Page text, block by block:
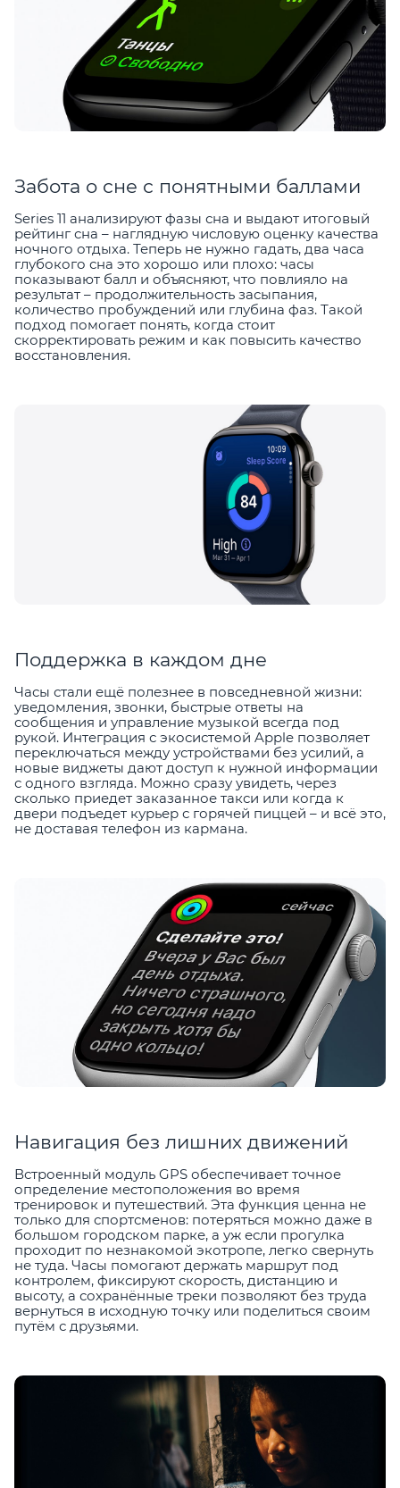
Забота о сне с понятными баллами
Series 11 анализируют фазы сна и выдают итоговый
рейтинг сна – наглядную числовую оценку качества
ночного отдыха. Теперь не нужно гадать, два часа
глубокого сна это хорошо или плохо: часы
показывают балл и объясняют, что повлияло на
результат – продолжительность засыпания,
количество пробуждений или глубина фаз. Такой
подход помогает понять, когда стоит
скорректировать режим и как повысить качество
восстановления.
Поддержка в каждом дне
Часы стали ещё полезнее в повседневной жизни:
уведомления, звонки, быстрые ответы на
сообщения и управление музыкой всегда под
рукой. Интеграция с экосистемой Apple позволяет
переключаться между устройствами без усилий, а
новые виджеты дают доступ к нужной информации
с одного взгляда. Можно сразу увидеть, через
сколько приедет заказанное такси или когда к
двери подъедет курьер с горячей пиццей – и всё это,
не доставая телефон из кармана.
Навигация без лишних движений
Встроенный модуль GPS обеспечивает точное
определение местоположения во время
тренировок и путешествий. Эта функция ценна не
только для спортсменов: потеряться можно даже в
большом городском парке, а уж если прогулка
проходит по незнакомой экотропе, легко свернуть
не туда. Часы помогают держать маршрут под
контролем, фиксируют скорость, дистанцию и
высоту, а сохранённые треки позволяют без труда
вернуться в исходную точку или поделиться своим
путём с друзьями.